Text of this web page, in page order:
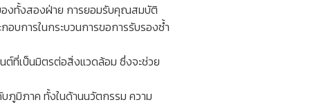
องทั้งสองฝ่าย การยอมรับคุณสมบัติ
บการในกระบวนการขอการรับรองซ้ำ
ที่เป็นมิตรต่อสิ่งแวดล้อม ซึ่งจะช่วย
ภูมิภาค ทั้งในด้านนวัตกรรม ความ